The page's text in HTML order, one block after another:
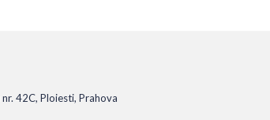
42C, Ploiesti, Prahova